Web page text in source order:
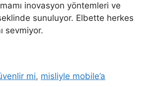
inovasyon yöntemleri ve
şeklinde sunuluyor. Elbette herkes
sevmiyor.
mi, misliyle mobile’a